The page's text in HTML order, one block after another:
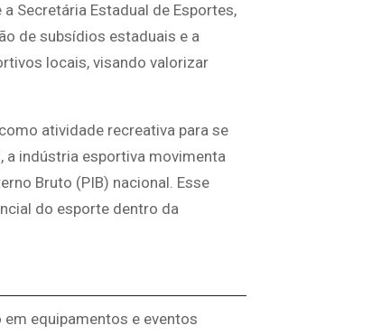
a Secretária Estadual de Esportes,
de subsídios estaduais e a
locais, visando valorizar
atividade recreativa para se
a indústria esportiva movimenta
Bruto (PIB) nacional. Esse
do esporte dentro da
equipamentos e eventos